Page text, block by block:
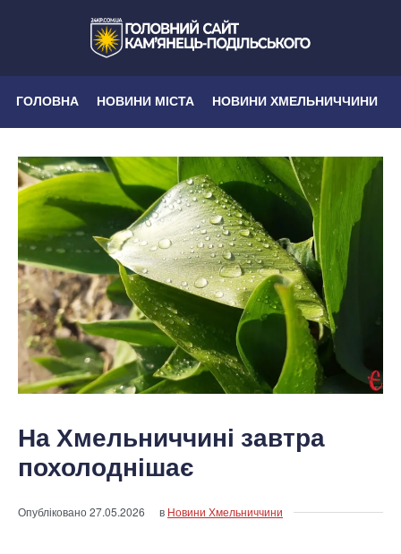
ГОЛОВНА НОВИНИ МІСТА НОВИНИ ХМЕЛЬНИЧЧИНИ
На Хмельниччині завтра
похолоднішає
Опубліковано27.05.2026 в Новини Хмельниччини